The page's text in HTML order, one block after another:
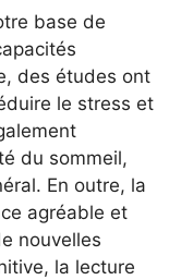
base de
des études ont
le stress et
du sommeil,
En outre, la
agréable et
nouvelles
la lecture